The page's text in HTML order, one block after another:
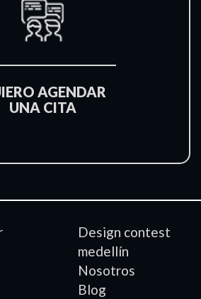
AGENDAR
UNA CITA
Design contest
medellín
Nosotros
Blog